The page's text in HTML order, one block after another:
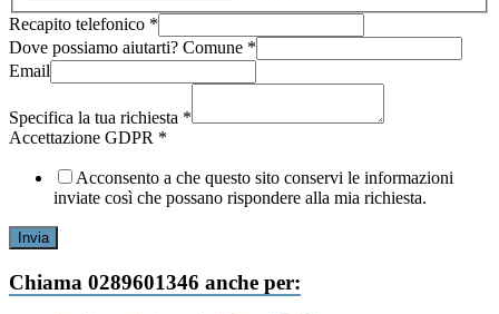
Recapito telefonico *
Dove possiamo aiutarti? Comune *
Email
Dove
possiamo
Specifica la tua richiesta *
Accettazione GDPR *
Acconsento a che questo sito conservi le informazioni
inviate così che possano rispondere alla mia richiesta.
Invia
Chiama 0289601346 anche per: